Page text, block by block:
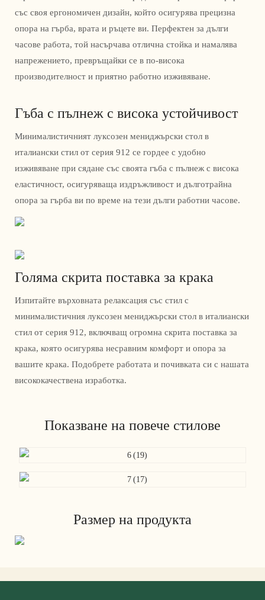
със своя ергономичен дизайн, който осигурява прецизна
опора на гърба, врата и ръцете ви. Перфектен за дълги
часове работа, той насърчава отлична стойка и намалява
напрежението, превръщайки се в по-висока
производителност и приятно работно изживяване.
Гъба с пълнеж с висока устойчивост
Минималистичният луксозен мениджърски стол в
италиански стил от серия 912 се гордее с удобно
изживяване при сядане със своята гъба с пълнеж с висока
еластичност, осигуряваща издръжливост и дълготрайна
опора за гърба ви по време на тези дълги работни часове.
Голяма скрита поставка за крака
Изпитайте върховната релаксация със стил с
минималистичния луксозен мениджърски стол в италиански
стил от серия 912, включващ огромна скрита поставка за
крака, която осигурява несравним комфорт и опора за
вашите крака. Подобрете работата и почивката си с нашата
висококачествена изработка.
Показване на повече стилове
Размер на продукта